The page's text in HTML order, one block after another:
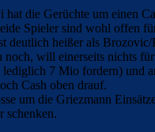
hat die Gerüchte um einen
Spieler sind wohl offen
deutlich heißer als
noch, will einerseits nichts
lediglich 7 Mio fordern) und
Cash oben drauf.
um die Griezmann
schenken.